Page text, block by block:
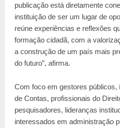
publicação está diretamente
instituição de ser um lugar de
reúne experiências e reflexões
formação cidadã, com a
a construção de um país mais
do futuro”, afirma.
Com foco em gestores públicos,
de Contas, profissionais do
pesquisadores, lideranças
interessados em administração